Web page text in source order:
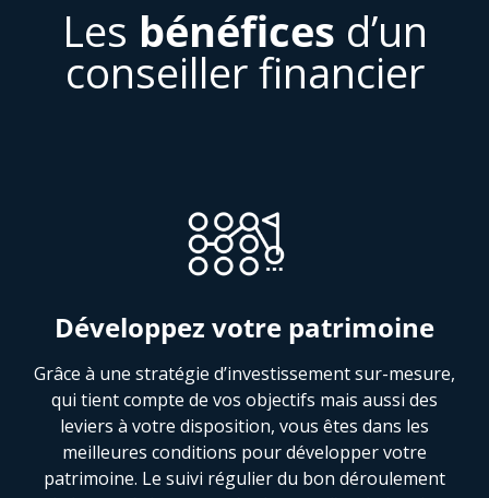
Les bénéfices d’un
conseiller financier
Développez votre patrimoine
Grâce à une stratégie d’investissement sur-mesure,
qui tient compte de vos objectifs mais aussi des
leviers à votre disposition, vous êtes dans les
meilleures conditions pour développer votre
patrimoine. Le suivi régulier du bon déroulement